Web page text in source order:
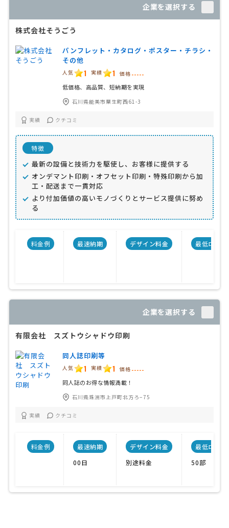
企業を選択する
株式会社そうごう
パンフレット・カタログ・ポスター・チラシ・
その他
人気 1 実績 1 価格 -----
低価格、高品質、短納期を実現
石川県能美市粟生町西61-3
実績 クチコミ
特徴
最新の設備と技術力を駆使し、お客様に提供する
オンデマント印刷・オフセット印刷・特殊印刷から加
工・配送まで一貫対応
より付加価値の高いモノづくりとサービス提供に努め
る
料金例 最速納期 デザイン料金 最低ロット
企業を選択する
有限会社 スズトウシャドウ印刷
同人誌印刷等
人気 1 実績 1 価格 -----
同人誌のお得な情報満載！
石川県珠洲市上戸町北方ろ−75
実績 クチコミ
料金例
最速納期
00日
デザイン料金
別途料金
最低ロット
50部